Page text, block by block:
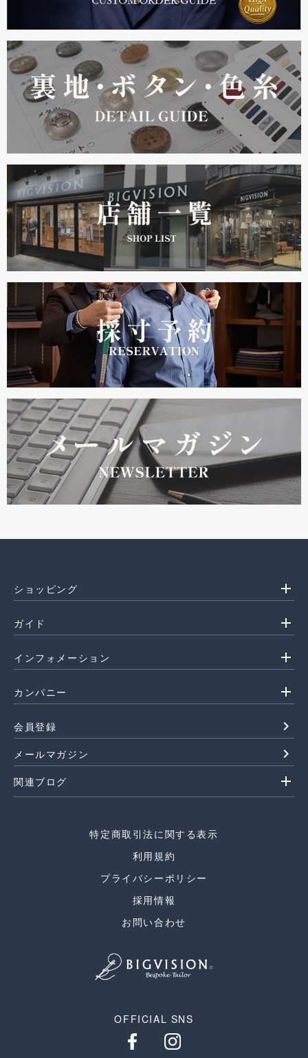
ショッピング add
ガイド add
インフォメーション add
カンパニー add
会員登録 navigate_next
メールマガジン navigate_next
関連ブログ add
特定商取引法に関する表示
利用規約
プライバシーポリシー
採用情報
お問い合わせ
OFFICIAL SNS